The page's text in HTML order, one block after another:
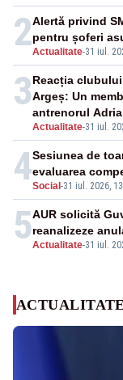
2Actualitate-31 iul.
Alertă privind
pentru șoferi
3
Actualitate-31 iul.
Reacția
Argeș: Un
antrenorul
4Social -31 iul. 2026,
Sesiunea de
evaluarea
5Actualitate-31 iul.
AUR solicită
reanalizeze
ACTUALITATE